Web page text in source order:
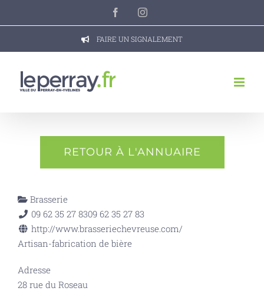
FacebookInstagram
FAIRE UN SIGNALEMENT
RETOUR À L'ANNUAIRE
Brasserie
09 62 35 27 8309 62 35 27 83
http://www.brasseriechevreuse.com/
Artisan-fabrication de bière
Adresse
28 rue du Roseau